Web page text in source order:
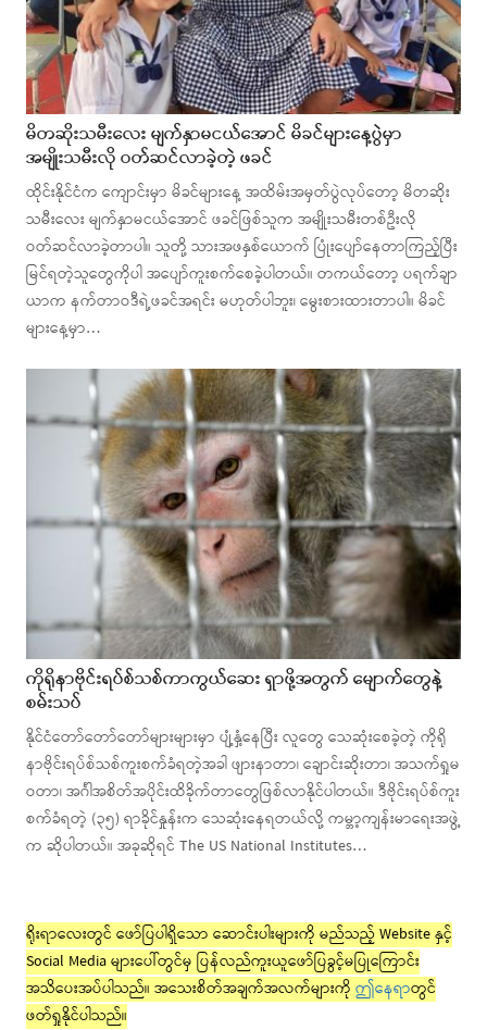
မိတဆိုးသမီးလေး မျက်နှာမငယ်အောင် မိခင်များနေ့ပွဲမှာ
အမျိုးသမီးလို ဝတ်ဆင်လာခဲ့တဲ့ ဖခင်
ထိုင်းနိုင်ငံက ကျောင်းမှာ မိခင်များနေ့ အထိမ်းအမှတ်ပွဲလုပ်တော့ မိတဆိုး
သမီးလေး မျက်နှာမငယ်အောင် ဖခင်ဖြစ်သူက အမျိုးသမီးတစ်ဦးလို
ဝတ်ဆင်လာခဲ့တာပါ။ သူတို့ သားအဖနှစ်ယောက် ပြုံးပျော်နေတာကြည့်ပြီး
မြင်ရတဲ့သူတွေကိုပါ အပျော်ကူးစက်စေခဲ့ပါတယ်။ တကယ်တော့ ပရက်ချာ
ယာက နက်တာဝဒီရဲ့ဖခင်အရင်း မဟုတ်ပါဘူး၊ မွေးစားထားတာပါ။ မိခင်
များနေ့မှာ…
ကိုရိုနာဗိုင်းရပ်စ်သစ်ကာကွယ်ဆေး ရှာဖို့အတွက် မျောက်တွေနဲ့
စမ်းသပ်
နိုင်ငံတော်တော်တော်များများမှာ ပျံ့နှံ့နေပြီး လူတွေ သေဆုံးစေခဲ့တဲ့ ကိုရို
နာဗိုင်းရပ်စ်သစ်ကူးစက်ခံရတဲ့အခါ ဖျားနာတာ၊ ချောင်းဆိုးတာ၊ အသက်ရှုမ
ဝတာ၊ အင်္ဂါအစိတ်အပိုင်းထိခိုက်တာတွေဖြစ်လာနိုင်ပါတယ်။ ဒီဗိုင်းရပ်စ်ကူး
စက်ခံရတဲ့ (၃၅) ရာခိုင်နှုန်းက သေဆုံးနေရတယ်လို့ ကမ္ဘာ့ကျန်းမာရေးအဖွဲ့
က ဆိုပါတယ်။ အခုဆိုရင် The US National Institutes…
ရိုးရာလေးတွင် ဖော်ပြပါရှိသော ဆောင်းပါးများကို မည်သည့် Website နှင့်
Social Media များပေါ်တွင်မှ ပြန်လည်ကူးယူဖော်ပြခွင့်မပြုကြောင်း
အသိပေးအပ်ပါသည်။ အသေးစိတ်အချက်အလက်များကို ဤနေရာတွင်
ဖတ်ရှုနိုင်ပါသည်။